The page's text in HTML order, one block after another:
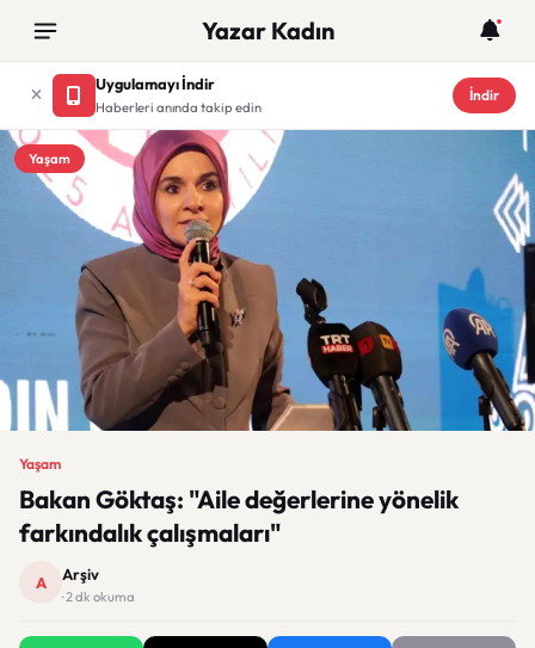
Yazar Kadın
Uygulamayı İndir
Haberleri anında takip edin
İndir
Yaşam
Yaşam
Bakan Göktaş: "Aile değerlerine yönelik
farkındalık çalışmaları"
A Arşiv
· 2 dk okuma